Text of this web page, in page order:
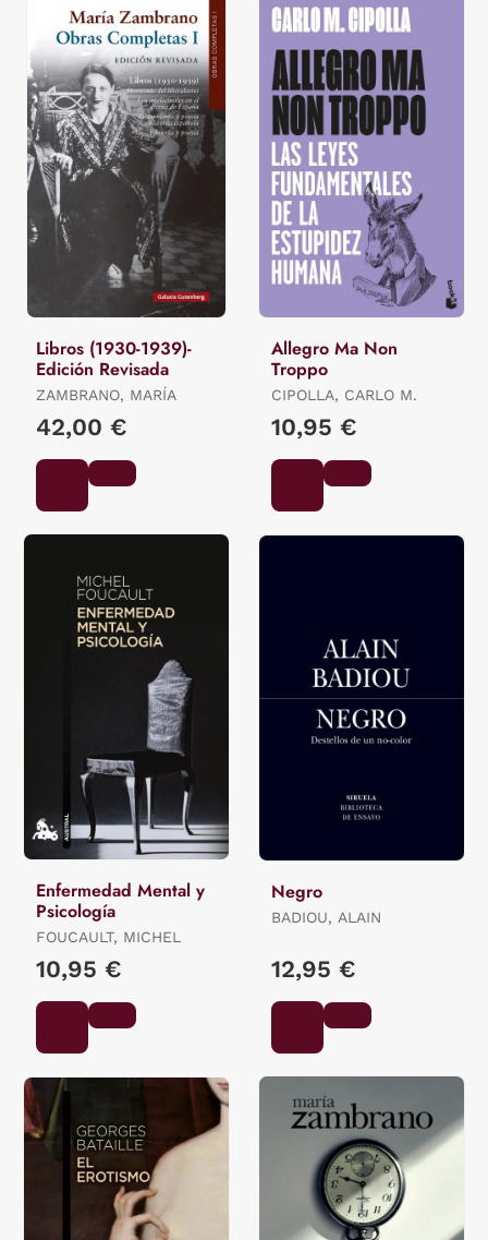
Libros (1930-1939)-
Edición Revisada
ZAMBRANO, MARÍA
42,00 €
Allegro Ma Non
Troppo
CIPOLLA, CARLO M.
10,95 €
Enfermedad Mental y
Psicología
FOUCAULT, MICHEL
10,95 €
Negro
BADIOU, ALAIN
12,95 €